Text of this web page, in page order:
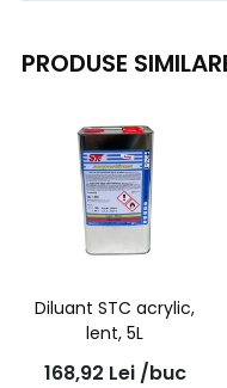
PRODUSE
Diluant STC acrylic,
lent, 5L
168,92 Lei /buc